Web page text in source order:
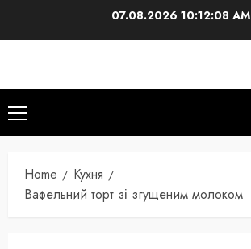
07.08.2026 10:12:09 AM
Primary
Menu
Home
Кухня
Вафельний торт зі згущеним молоком